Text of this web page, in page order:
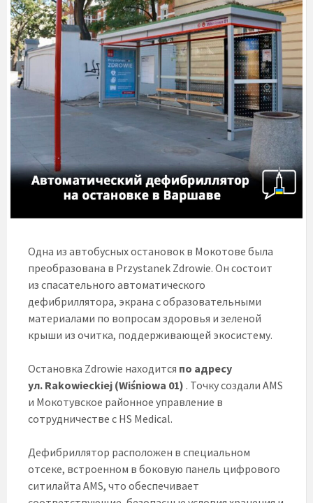
Одна из автобусных остановок в Мокотове была
преобразована в Przystanek Zdrowie. Он состоит
из спасательного автоматического
дефибриллятора, экрана с образовательными
материалами по вопросам здоровья и зеленой
крыши из очитка, поддерживающей экосистему.
Остановка Zdrowie находится по адресу
ул. Rakowieckiej (Wiśniowa 01) . Точку создали AMS
и Мокотувское районное управление в
сотрудничестве с HS Medical.
Дефибриллятор расположен в специальном
отсеке, встроенном в боковую панель цифрового
ситилайта AMS, что обеспечивает